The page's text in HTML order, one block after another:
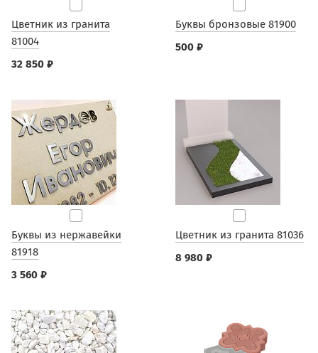
Цветник из гранита
81004
32 850 ₽
Буквы бронзовые 81900
500 ₽
Буквы из нержавейки
81918
3 560 ₽
Цветник из гранита 81036
8 980 ₽